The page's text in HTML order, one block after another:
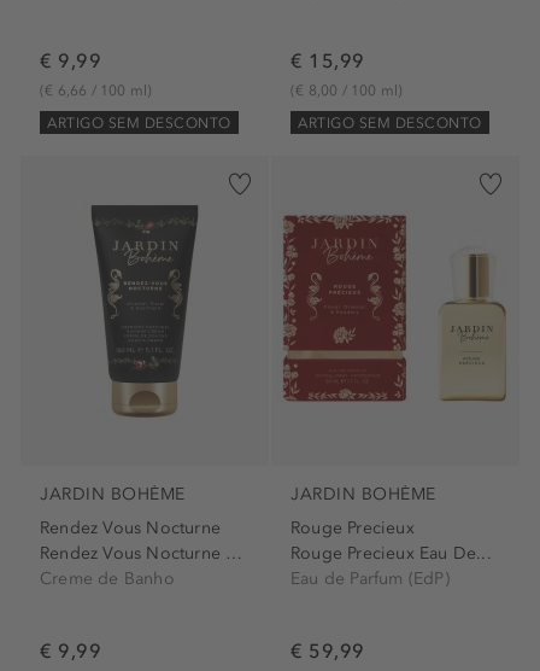
€ 9,99
(€ 6,66 / 100 ml)
ARTIGO SEM DESCONTO
€ 15,99
(€ 8,00 / 100 ml)
ARTIGO SEM DESCONTO
JARDIN BOHÈME
Rendez Vous Nocturne
Rendez Vous Nocturne Shower...
Creme de Banho
€ 9,99
JARDIN BOHÈME
Rouge Precieux
Rouge Precieux Eau De...
Eau de Parfum (EdP)
€ 59,99